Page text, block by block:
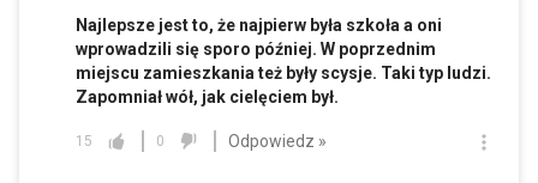
Najlepsze jest to, że najpierw była szkoła a oni
wprowadzili się sporo później. W poprzednim
miejscu zamieszkania też były scysje. Taki typ ludzi.
Zapomniał wół, jak cielęciem był.
15 0 Odpowiedz »